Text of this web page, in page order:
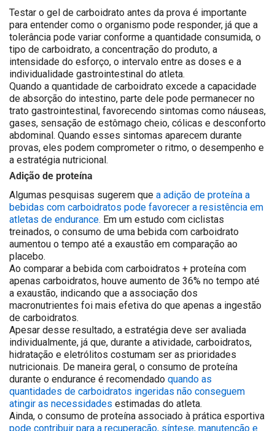
Testar o gel de carboidrato antes da prova é importante
para entender como o organismo pode responder, já que a
tolerância pode variar conforme a quantidade consumida, o
tipo de carboidrato, a concentração do produto, a
intensidade do esforço, o intervalo entre as doses e a
individualidade gastrointestinal do atleta.
Quando a quantidade de carboidrato excede a capacidade
de absorção do intestino, parte dele pode permanecer no
trato gastrointestinal, favorecendo sintomas como náuseas,
gases, sensação de estômago cheio, cólicas e desconforto
abdominal. Quando esses sintomas aparecem durante
provas, eles podem comprometer o ritmo, o desempenho e
a estratégia nutricional.
Adição de proteína
Algumas pesquisas sugerem que a adição de proteína a
bebidas com carboidratos pode favorecer a resistência em
atletas de endurance. Em um estudo com ciclistas
treinados, o consumo de uma bebida com carboidrato
aumentou o tempo até a exaustão em comparação ao
placebo.
Ao comparar a bebida com carboidratos + proteína com
apenas carboidratos, houve aumento de 36% no tempo até
a exaustão, indicando que a associação dos
macronutrientes foi mais efetiva do que apenas a ingestão
de carboidratos.
Apesar desse resultado, a estratégia deve ser avaliada
individualmente, já que, durante a atividade, carboidratos,
hidratação e eletrólitos costumam ser as prioridades
nutricionais. De maneira geral, o consumo de proteína
durante o endurance é recomendado quando as
quantidades de carboidratos ingeridas não conseguem
atingir as necessidades estimadas do atleta.
Ainda, o consumo de proteína associado à prática esportiva
pode contribuir para a recuperação, síntese, manutenção e